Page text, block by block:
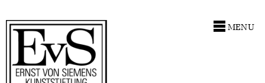
MENU
Förderphilosophie
Gremien
Ankauf
Restaurierungen